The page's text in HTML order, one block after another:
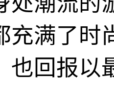
充满了时
也回报以